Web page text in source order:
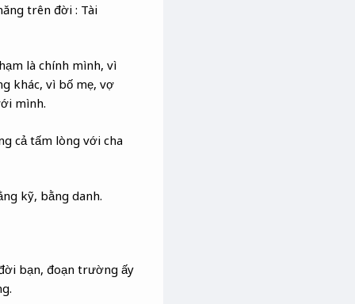
trên đời : Tài
là chính mình, vì
khác, vì bố mẹ, vợ
mình.
cả tấm lòng với cha
kỹ, bằng danh.
bạn, đoạn trường ấy